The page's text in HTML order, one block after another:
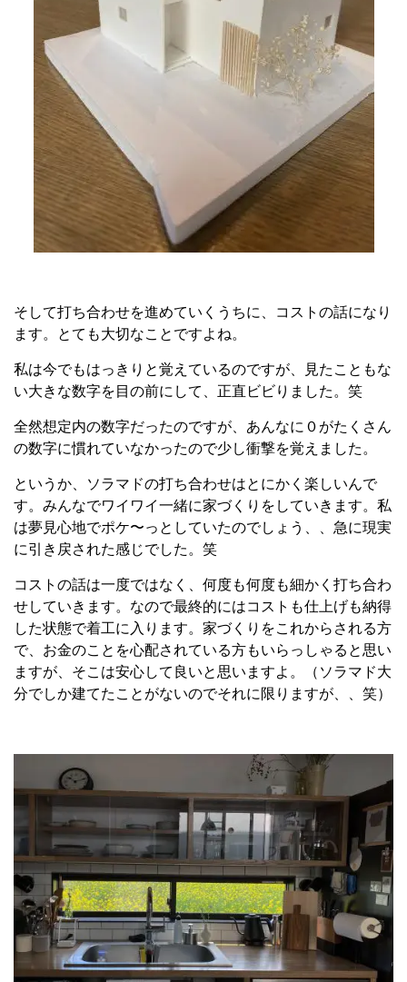
そして打ち合わせを進めていくうちに、コストの話になり
ます。とても大切なことですよね。
私は今でもはっきりと覚えているのですが、見たこともな
い大きな数字を目の前にして、正直ビビりました。笑
全然想定内の数字だったのですが、あんなに０がたくさん
の数字に慣れていなかったので少し衝撃を覚えました。
というか、ソラマドの打ち合わせはとにかく楽しいんで
す。みんなでワイワイ一緒に家づくりをしていきます。私
は夢見心地でポケ〜っとしていたのでしょう、、急に現実
に引き戻された感じでした。笑
コストの話は一度ではなく、何度も何度も細かく打ち合わ
せしていきます。なので最終的にはコストも仕上げも納得
した状態で着工に入ります。家づくりをこれからされる方
で、お金のことを心配されている方もいらっしゃると思い
ますが、そこは安心して良いと思いますよ。（ソラマド大
分でしか建てたことがないのでそれに限りますが、、笑）